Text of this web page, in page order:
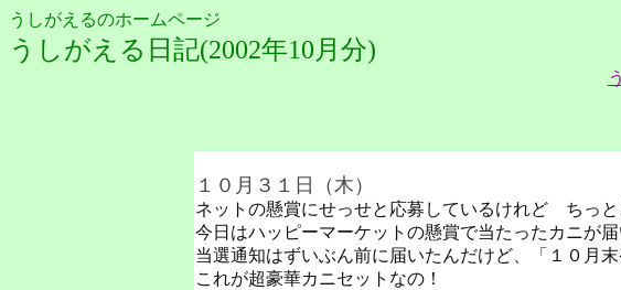
うしがえるのホームページ
うしがえる日記(2002年10月分)
１０月３１日（木）
ネットの懸賞にせっせと応募しているけれど ちっと
今日はハッピーマーケットの懸賞で当たったカニが届
当選通知はずいぶん前に届いたんだけど、「１０月
これが超豪華カニセットなの！